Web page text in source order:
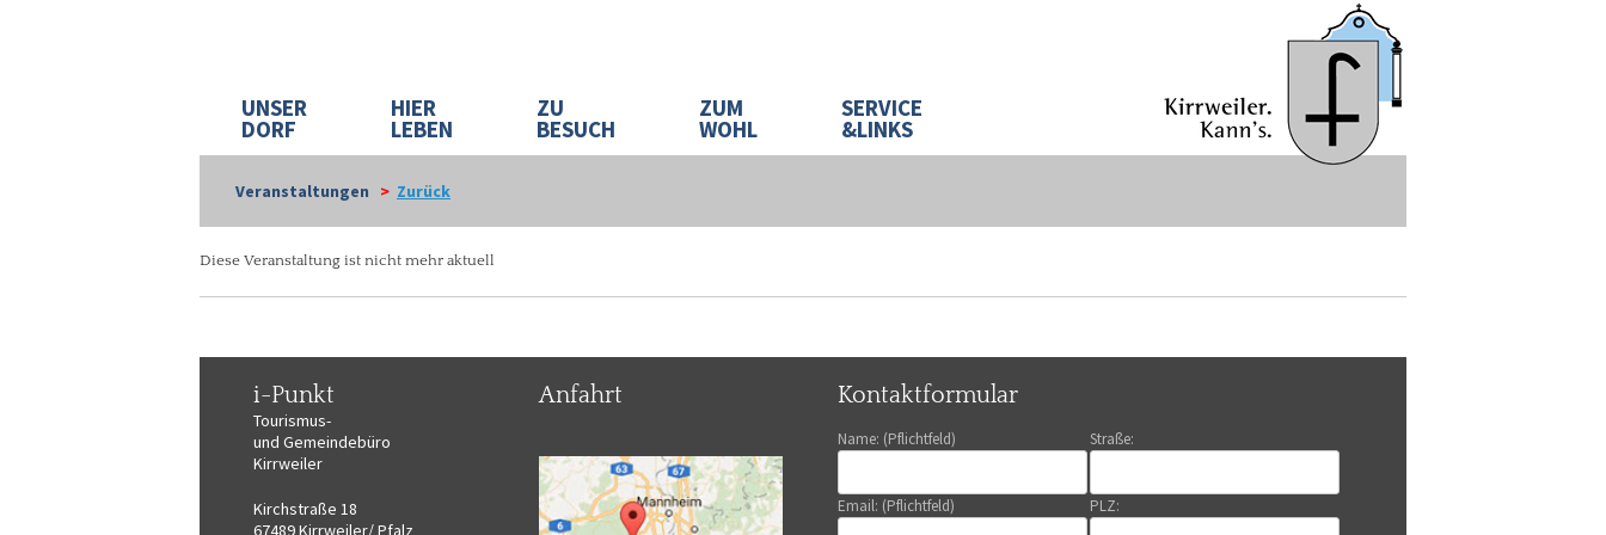
UNSER
DORF
HIER
LEBEN
ZU
BESUCH
ZUM
WOHL
SERVICE
&LINKS
Veranstaltungen > Zurück
Diese Veranstaltung ist nicht mehr aktuell
i-Punkt
Tourismus-
und Gemeindebüro
Kirrweiler
Kirchstraße 18
67489 Kirrweiler/ Pfalz
Anfahrt Kontaktformular
Name: (Pflichtfeld)
Email: (Pflichtfeld)
Straße:
PLZ: